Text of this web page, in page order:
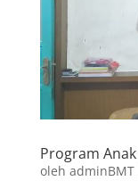
Program
oleh adminBMT